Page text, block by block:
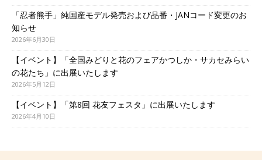
「忍者熊手」純国産モデル発売および品番・JANコード変更のお
知らせ
2026年6月30日
【イベント】「全国みどりと花のフェアかつしか・サカセみらい
の花たち」に出展いたします
2026年5月12日
【イベント】「第8回 花友フェスタ」に出展いたします
2026年4月10日